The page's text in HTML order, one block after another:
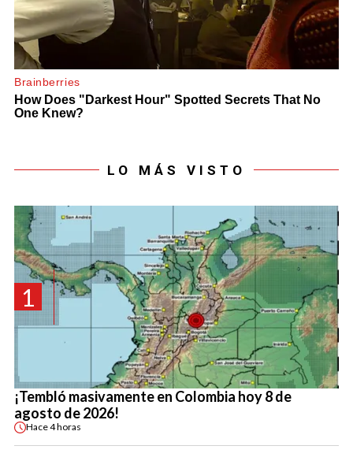
LO MÁS VISTO
1
¡Tembló masivamente en Colombia hoy 8 de
agosto de 2026!
Hace4 horas